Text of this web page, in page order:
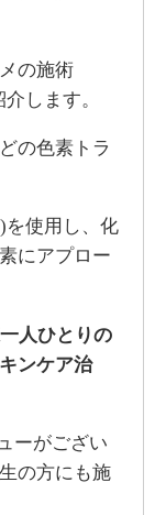
の施術
します。
の色素トラ
を使用し、化
にアプロー
人ひとりの
ンケア治
ーがござい
の方にも施